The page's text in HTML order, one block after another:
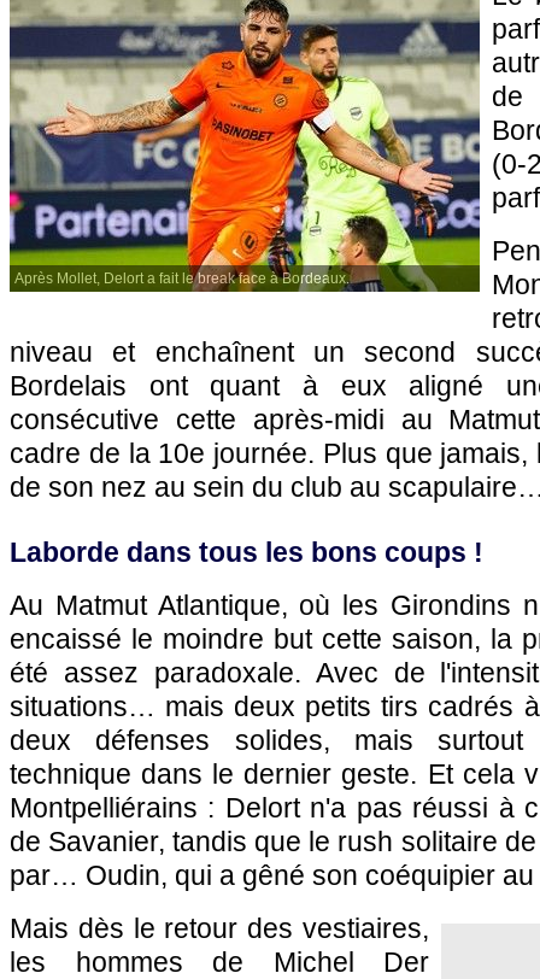
Après Mollet, Delort a fait le break face à Bordeaux.
de
niveau et enchaînent un second
Bordelais ont quant à eux aligné
consécutive cette après-midi au
cadre de la 10e journée. Plus que
de son nez au sein du club au
Laborde dans tous les bons coups !
Au Matmut Atlantique, où les Girondins
encaissé le moindre but cette saison, la
été assez paradoxale. Avec de
situations… mais deux petits tirs cadrés
deux défenses solides, mais
technique dans le dernier geste. Et cela
Montpelliérains : Delort n'a pas réussi à
de Savanier, tandis que le rush solitaire
par… Oudin, qui a gêné son coéquipier au
Mais dès le retour des vestiaires,
les hommes de Michel Der